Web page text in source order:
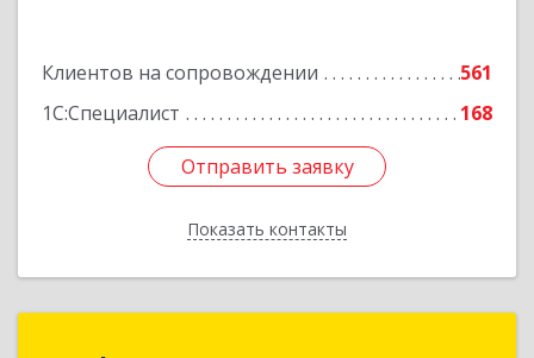
Клиентов на сопровождении
561
1С:Специалист
168
Отправить заявку
Показать контакты
Отправить заявку
Назад